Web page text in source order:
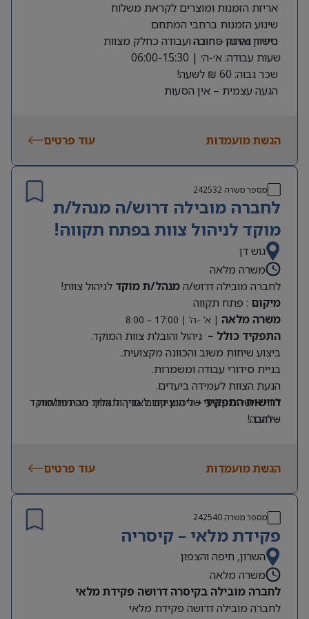
אריזת הזמנות ומוצרים לקראת משלוח
שינוע הזמנות ברחבי המתחם
סידור וארגון סחורה ועבודה כחלק מצוות
רישיון נהיגה – חובה
שעות עבודה: א׳-ה׳ | 06:00-15:30
שכר גבוה: 60 ₪ לשעה!
הגעה עצמית – אין הסעות
הגשת מועמדות
עוד פרטים
מספר משרה 242532
לחברה מובילה דרוש/ה מנהל/ת
מוקד לניהול צוות בפתח תקווה!
גוש דן
משרה מלאה
לחברה מובילה דרוש/המנהל/ת מוקד לניהול צוות!
מיקום : פתח תקווה
משרה מלאה | א’ -ה’ | 17:00 – 8:00
התפקיד כולל – ניהול והובלת צוות המוקד.
ביצוע שיחות משוב והכוונה מקצועית.
בניית סידורי עבודה ומשמרות.
הנעת הצוות לעמידה ביעדים.
ליווי אישי ומקצועי של הנציגים לאורך תהליך ההתפתחות
שלהם.
דרישות התפקיד –ניסיון קודם בניהול צוות מכירות/מוקד
– חובה!
הגשת מועמדות עוד פרטים
מספר משרה242540
פקידת מלאי – קיסריה
השרון, חיפה והצפון
משרה מלאה
לחברה מובילה בקיסרה דרושה פקידת מלאי
לחברה מובילה דרושה פקידת מלאי